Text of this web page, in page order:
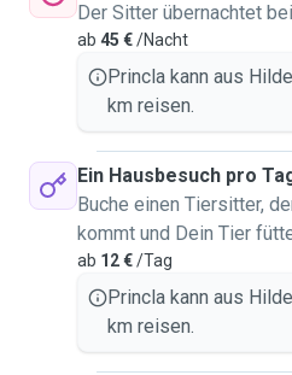
Der Sitter übernachtet
ab 45 €/Nacht
Princla kann aus
km reisen.
Ein Hausbesuch pro
Buche einen Tiersitter,
kommt und Dein Tier
ab 12 €/Tag
Princla kann aus
km reisen.